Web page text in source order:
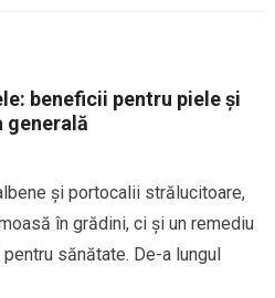
beneficii pentru piele și
generală
și portocalii strălucitoare,
în grădini, ci și un remediu
sănătate. De-a lungul